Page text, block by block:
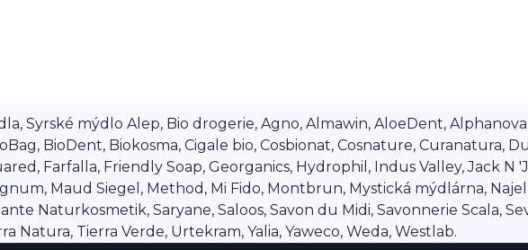
Syrské mýdlo Alep, Bio drogerie, Agno, Almawin, AloeDent,
BioDent, Biokosma, Cigale bio, Cosbionat, Cosnature, Curanatura,
Farfalla, Friendly Soap, Georganics, Hydrophil, Indus Valley, Jack N
Maud Siegel, Method, Mi Fido, Montbrun, Mystická mýdlárna,
Naturkosmetik, Saryane, Saloos, Savon du Midi, Savonnerie Scala,
Natura, Tierra Verde, Urtekram, Yalia, Yaweco, Weda, Westlab.